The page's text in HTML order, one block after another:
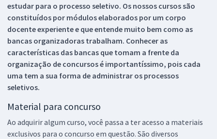
estudar para o processo seletivo. Os nossos cursos são
constituídos por módulos elaborados por um corpo
docente experiente e que entende muito bem como as
bancas organizadoras trabalham. Conhecer as
características das bancas que tomam a frente da
organização de concursos é importantíssimo, pois cada
uma tem a sua forma de administrar os processos
seletivos.
Material para concurso
Ao adquirir algum curso, você passa a ter acesso a materiais
exclusivos para o concurso em questão. São diversos